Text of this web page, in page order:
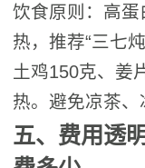
饮食原则：高
热，推荐“三七
土鸡150克、姜
热。避免凉茶、
五、费用透